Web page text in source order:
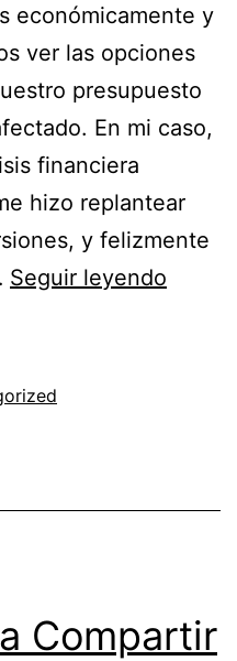
económicamente y
ver las opciones
presupuesto
En mi caso,
financiera
hizo replantear
y felizmente
Seguir leyendo
Compartir